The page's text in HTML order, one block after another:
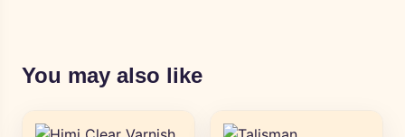
You may also like